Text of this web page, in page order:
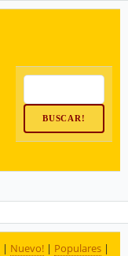
| Nuevo!| Populares|